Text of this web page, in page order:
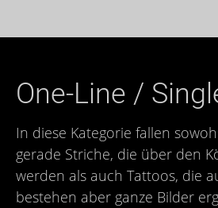
One-Line /
In diese Kategorie fallen
gerade Striche, die über den
werden als auch Tattoos, die
bestehen aber ganze Bilder